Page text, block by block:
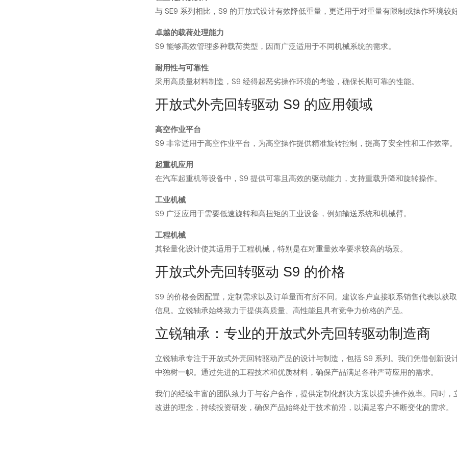
与 SE9 系列相比，S9 的开放式设计有效降低重量，更适用于对重量有限制或操作环境较
卓越的载荷处理能力
S9 能够高效管理多种载荷类型，因而广泛适用于不同机械系统的需求。
耐用性与可靠性
采用高质量材料制造，S9 经得起恶劣操作环境的考验，确保长期可靠的性能。
开放式外壳回转驱动 S9 的应用领域
高空作业平台
S9 非常适用于高空作业平台，为高空操作提供精准旋转控制，提高了安全性和工作效率。
起重机应用
在汽车起重机等设备中，S9 提供可靠且高效的驱动能力，支持重载升降和旋转操作。
工业机械
S9 广泛应用于需要低速旋转和高扭矩的工业设备，例如输送系统和机械臂。
工程机械
其轻量化设计使其适用于工程机械，特别是在对重量效率要求较高的场景。
开放式外壳回转驱动 S9 的价格
S9 的价格会因配置，定制需求以及订单量而有所不同。建议客户直接联系销售代表以获
信息。立锐轴承始终致力于提供高质量、高性能且具有竞争力价格的产品。
立锐轴承：专业的开放式外壳回转驱动制造商
立锐轴承专注于开放式外壳回转驱动产品的设计与制造，包括 S9 系列。我们凭借创新设
中独树一帜。通过先进的工程技术和优质材料，确保产品满足各种严苛应用的需求。
我们的经验丰富的团队致力于与客户合作，提供定制化解决方案以提升操作效率。同时，
改进的理念，持续投资研发，确保产品始终处于技术前沿，以满足客户不断变化的需求。